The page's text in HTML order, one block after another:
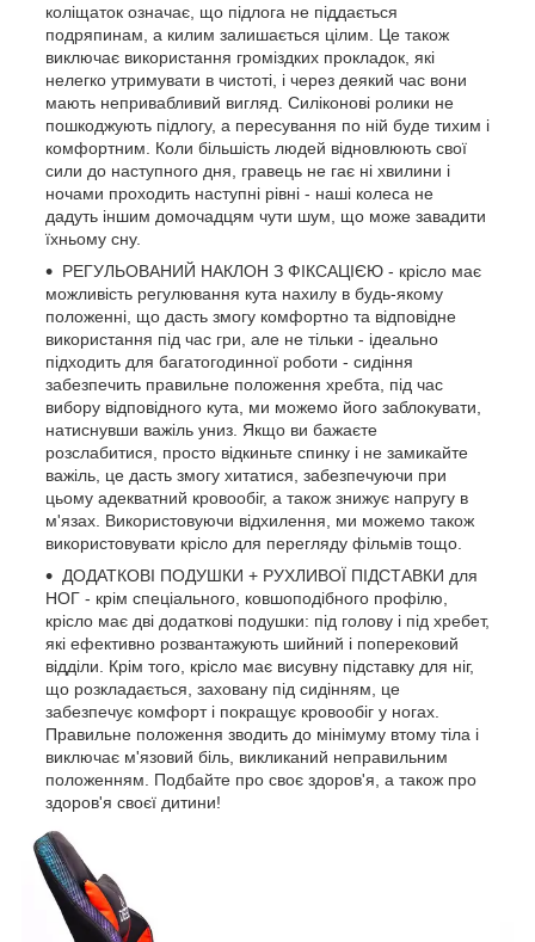
коліщаток означає, що підлога не піддається
подряпинам, а килим залишається цілим. Це також
виключає використання громіздких прокладок, які
нелегко утримувати в чистоті, і через деякий час вони
мають непривабливий вигляд. Силіконові ролики не
пошкоджують підлогу, а пересування по ній буде тихим і
комфортним. Коли більшість людей відновлюють свої
сили до наступного дня, гравець не гає ні хвилини і
ночами проходить наступні рівні - наші колеса не
дадуть іншим домочадцям чути шум, що може завадити
їхньому сну.
РЕГУЛЬОВАНИЙ НАКЛОН З ФІКСАЦІЄЮ - крісло має
можливість регулювання кута нахилу в будь-якому
положенні, що дасть змогу комфортно та відповідне
використання під час гри, але не тільки - ідеально
підходить для багатогодинної роботи - сидіння
забезпечить правильне положення хребта, під час
вибору відповідного кута, ми можемо його заблокувати,
натиснувши важіль униз. Якщо ви бажаєте
розслабитися, просто відкиньте спинку і не замикайте
важіль, це дасть змогу хитатися, забезпечуючи при
цьому адекватний кровообіг, а також знижує напругу в
м'язах. Використовуючи відхилення, ми можемо також
використовувати крісло для перегляду фільмів тощо.
ДОДАТКОВІ ПОДУШКИ + РУХЛИВОЇ ПІДСТАВКИ для
НОГ - крім спеціального, ковшоподібного профілю,
крісло має дві додаткові подушки: під голову і під хребет,
які ефективно розвантажують шийний і поперековий
відділи. Крім того, крісло має висувну підставку для ніг,
що розкладається, заховану під сидінням, це
забезпечує комфорт і покращує кровообіг у ногах.
Правильне положення зводить до мінімуму втому тіла і
виключає м'язовий біль, викликаний неправильним
положенням. Подбайте про своє здоров'я, а також про
здоров'я своєї дитини!